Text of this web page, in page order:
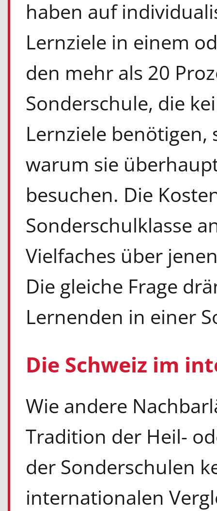
haben auf
Lernziele in einem
den mehr als 20
Sonderschule, die
Lernziele benötigen,
warum sie
besuchen. Die
Sonderschulklasse
Vielfaches über
Die gleiche Frage
Lernenden in einer
Die Schweiz im
Wie andere
Tradition der Heil-
der Sonderschulen
internationalen